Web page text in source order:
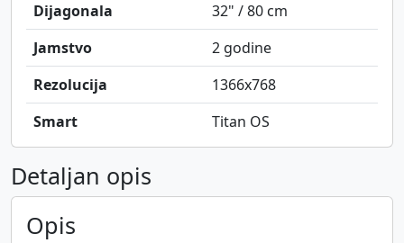
Dijagonala
32" / 80 cm
Jamstvo
2 godine
Rezolucija
1366x768
Smart
Titan OS
Detaljan opis
Opis